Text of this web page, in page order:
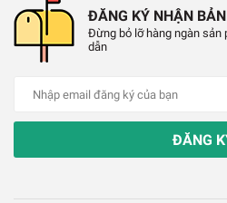
ĐĂNG KÝ NHẬN
Đừng bỏ lỡ hàng ngàn sản
dẫn
ĐĂNG